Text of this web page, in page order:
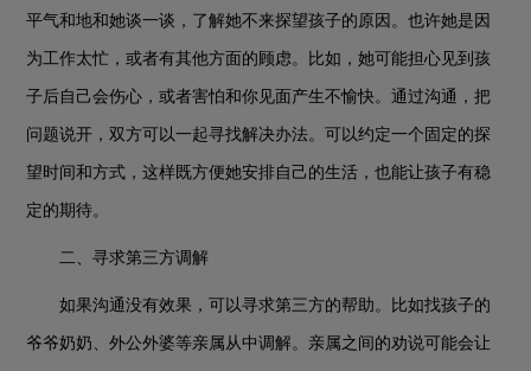
平气和地和她谈一谈，了解她不来探望孩子的原因。也许她是因
为工作太忙，或者有其他方面的顾虑。比如，她可能担心见到孩
子后自己会伤心，或者害怕和你见面产生不愉快。通过沟通，把
问题说开，双方可以一起寻找解决办法。可以约定一个固定的探
望时间和方式，这样既方便她安排自己的生活，也能让孩子有稳
定的期待。
二、寻求第三方调解
如果沟通没有效果，可以寻求第三方的帮助。比如找孩子的
爷爷奶奶、外公外婆等亲属从中调解。亲属之间的劝说可能会让